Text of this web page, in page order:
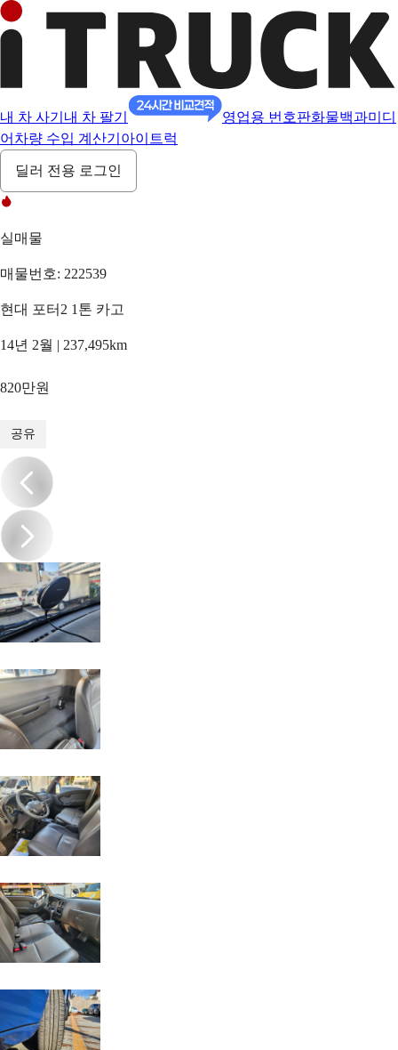
내 차 사기 내 차 팔기 영업용 번호판화물백과미디
어 차량 수입 계산기 아이트럭
딜러 전용 로그인
실매물
매물번호: 222539
현대 포터2 1톤 카고
14년 2월 | 237,495km
820만원
공유
/15